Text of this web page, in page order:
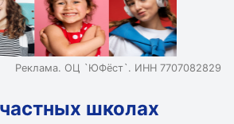
Реклама. ОЦ `ЮФёст`. ИНН 7707082829
школах